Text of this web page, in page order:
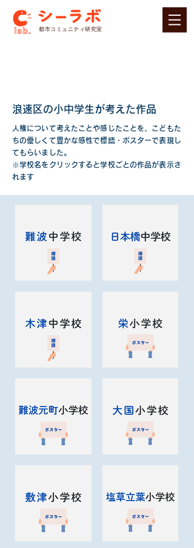
​都市コミュニティ研究室
浪速区の小中学生が考えた作品
人権について考えたことや感じたことを、こどもた
ちの優しくて豊かな感性で標語・ポスターで表現し
てもらいました。
※​学校名をクリックすると学校ごとの作品が表示さ
れます